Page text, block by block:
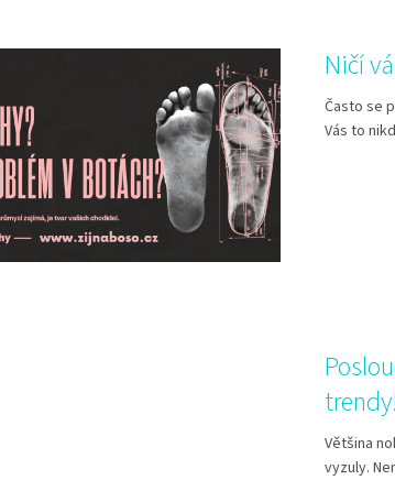
Ničí
Často se
Vás to
trendy!
Většina
vyzuly.